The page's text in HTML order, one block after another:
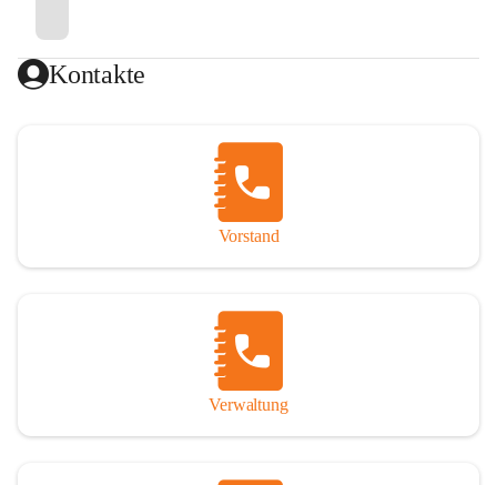
Kontakte
Vorstand
Verwaltung